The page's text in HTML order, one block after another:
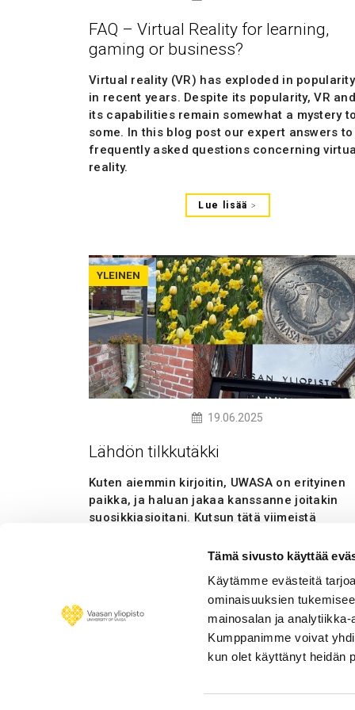
Tämä sivusto käyttää
Käytämme evästeitä
ominaisuuksien
mainosalan ja
Kumppanimme voivat
kun olet käyttänyt heidän
FAQ – Virtual Reality for learning,
gaming or business?
Virtual reality (VR) has exploded in popularity
in recent years. Despite its popularity, VR and
its capabilities remain somewhat a mystery to
some. In this blog post our expert answers to
frequently asked questions concerning
reality.
Lue lisää
YLEINEN
19.06.2025
Lähdön tilkkutäkki
Kuten aiemmin kirjoitin, UWASA on erityinen
paikka, ja haluan jakaa kanssanne joitakin
suosikkiasioitani. Kutsun tätä viimeistä
kokoelmaksi palasia, jotka yhdessä